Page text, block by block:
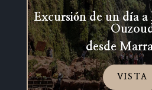
Excursión de un día a
desde
VISTA